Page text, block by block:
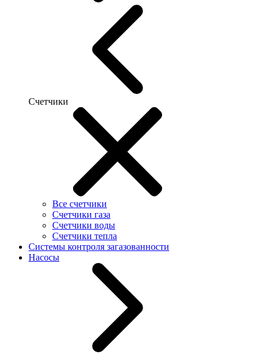
Счетчики
Все счетчики
Счетчики газа
Счетчики воды
Счетчики тепла
Системы контроля загазованности
Насосы